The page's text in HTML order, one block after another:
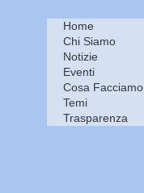
Home
Chi Siamo
Notizie
Eventi
Cosa Facciamo
Temi
Trasparenza